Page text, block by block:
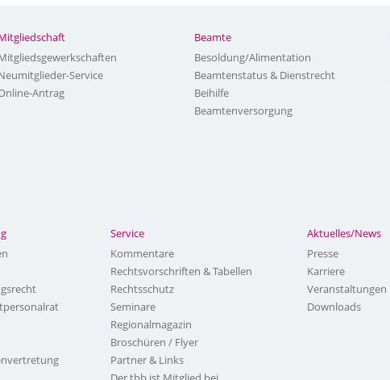
Service
Antrag
Beamte
Besoldung/Alimentation
Beamtenstatus & Dienstrecht
Beihilfe
Beamtenversorgung
Service
Kommentare
Rechtsvorschriften & Tabellen
Rechtsschutz
Seminare
Regionalmagazin
Broschüren / Flyer
Partner & Links
Aktuelles/News
Presse
Karriere
Veranstaltungen
Downloads